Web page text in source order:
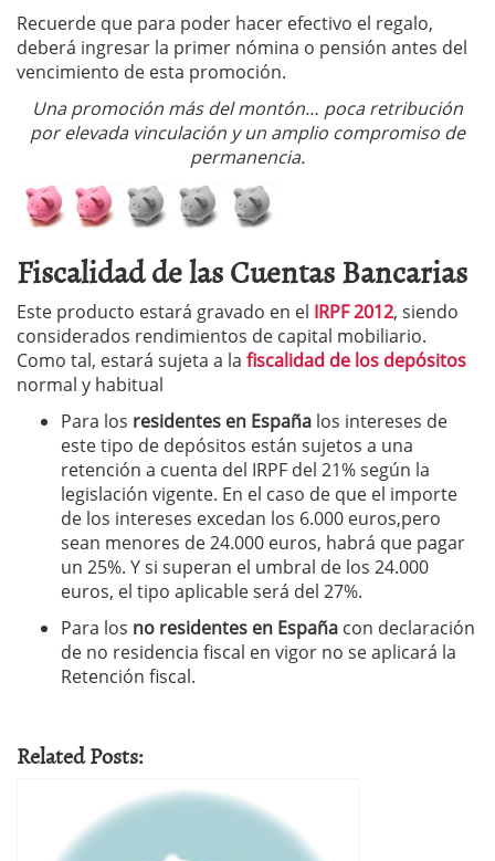
Recuerde que para poder hacer efectivo el regalo,
deberá ingresar la primer nómina o pensión antes del
vencimiento de esta promoción.
Una promoción más del montón… poca retribución
por elevada vinculación y un amplio compromiso de
permanencia.
Fiscalidad de las Cuentas Bancarias
Este producto estará gravado en el IRPF 2012, siendo
considerados rendimientos de capital mobiliario.
Como tal, estará sujeta a la fiscalidad de los depósitos
normal y habitual
Para los residentes en España los intereses de
este tipo de depósitos están sujetos a una
retención a cuenta del IRPF del 21% según la
legislación vigente. En el caso de que el importe
de los intereses excedan los 6.000 euros,pero
sean menores de 24.000 euros, habrá que pagar
un 25%. Y si superan el umbral de los 24.000
euros, el tipo aplicable será del 27%.
Para los no residentes en España con declaración
de no residencia fiscal en vigor no se aplicará la
Retención fiscal.
Related Posts: